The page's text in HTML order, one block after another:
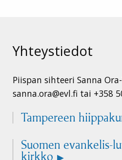
Yhteystiedot
Piispan sihteeri Sanna
sanna.ora@evl.fi tai +358
Tampereen
Suomen evankelis-
kirkko